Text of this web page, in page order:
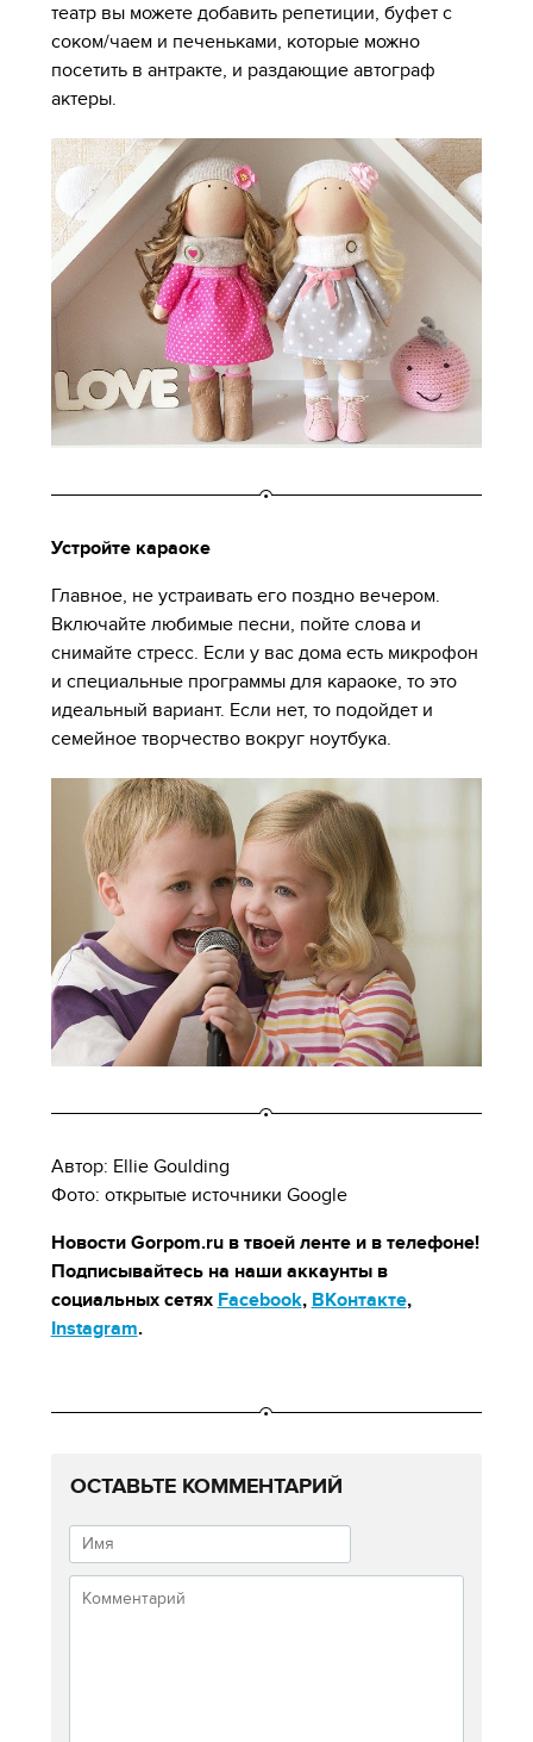
театр вы можете добавить репетиции, буфет с
соком/чаем и печеньками, которые можно
посетить в антракте, и раздающие автограф
актеры.
Устройте караоке
Главное, не устраивать его поздно вечером.
Включайте любимые песни, пойте слова и
снимайте стресс. Если у вас дома есть микрофон
и специальные программы для караоке, то это
идеальный вариант. Если нет, то подойдет и
семейное творчество вокруг ноутбука.
Автор: Ellie Goulding
Фото: открытые источники Google
Новости Gorpom.ru в твоей ленте и в телефоне!
Подписывайтесь на наши аккаунты в
социальных сетях Facebook, ВКонтакте,
Instagram.
ОСТАВЬТЕ КОММЕНТАРИЙ